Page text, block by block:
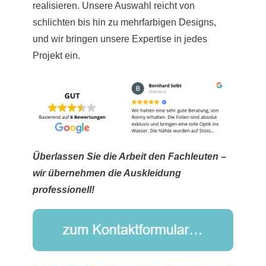
realisieren. Unsere Auswahl reicht von
schlichten bis hin zu mehrfarbigen Designs,
und wir bringen unsere Expertise in jedes
Projekt ein.
Überlassen Sie die Arbeit den Fachleuten –
wir übernehmen die Auskleidung
professionell!